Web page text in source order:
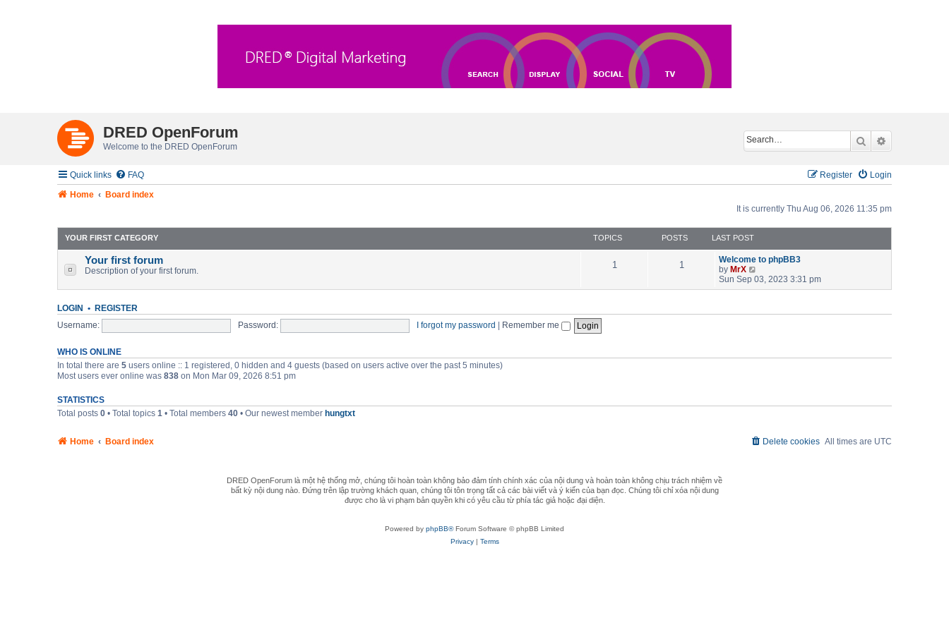
DRED OpenForum
Welcome to the DRED OpenForum Search
Quick links FAQ Login
Register
Home
Board index
It is currently Thu Aug 06, 2026 11:35 pm
YOUR FIRST CATEGORY TOPICS POSTS LAST POST
Your first forum
Description of your first forum.
1 1
Welcome to phpBB3
by MrX
i
e
t
o
Sun Sep 03, 2023 3:31 pm
LOGIN • REGISTER
Username: Password: I forgot my password Remember me
WHO IS ONLINE
In total there are 5users online :: 1 registered, 0 hidden and 4 guests (based on users active over the past 5 minutes)
Most users ever online was 838on Mon Mar 09, 2026 8:51 pm
STATISTICS
Total posts 0• Total topics 1• Total members 40• Our newest member hungtxt
Home Board index All times are UTC
Delete cookies
DRED OpenForum là một hệ thống mở, chúng tôi hoàn toàn không bảo đảm tính chính xác của nội dung và hoàn toàn không chịu trách nhiệm về
bất kỳ nội dung nào. Đứng trên lập trường khách quan, chúng tôi tôn trọng tất cả các bài viết và ý kiến của bạn đọc. Chúng tôi chỉ xóa nội dung
được cho là vi phạm bản quyền khi có yêu cầu từ phía tác giả hoặc đại diện.
Powered by phpBB®Forum Software © phpBB Limited
Privacy| Terms